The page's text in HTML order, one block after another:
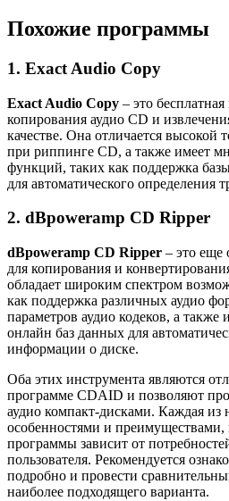
Похожие программы
1. Exact Audio Copy
Exact Audio Copy – это
копирования аудио CD и
качестве. Она отличается высокой
при риппинге CD, а также имеет
функций, таких как поддержка
для автоматического определения
2. dBpoweramp CD Ripper
dBpoweramp CD Ripper – это
для копирования и
обладает широким спектром
как поддержка различных аудио
параметров аудио кодеков, а
онлайн баз данных для
информации о диске.
Оба этих инструмента являются
программе CDAID и позволяют
аудио компакт-дисками. Каждая из
особенностями и
программы зависит от
пользователя. Рекомендуется
подробно и провести
наиболее подходящего варианта.